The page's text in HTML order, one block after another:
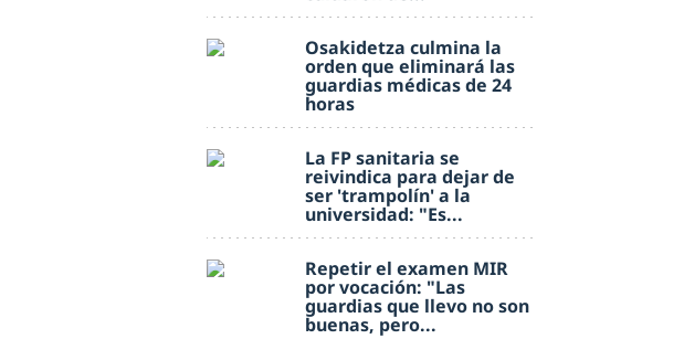
Osakidetza culmina la
orden que eliminará las
guardias médicas de 24
horas
La FP sanitaria se
reivindica para dejar de
ser 'trampolín' a la
universidad: "Es...
Repetir el examen MIR
por vocación: "Las
guardias que llevo no son
buenas, pero...